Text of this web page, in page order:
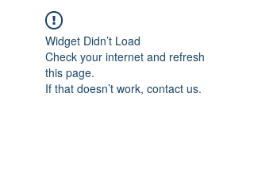
Widget Didn’t Load
Check your internet and refresh
this page.
If that doesn’t work, contact us.